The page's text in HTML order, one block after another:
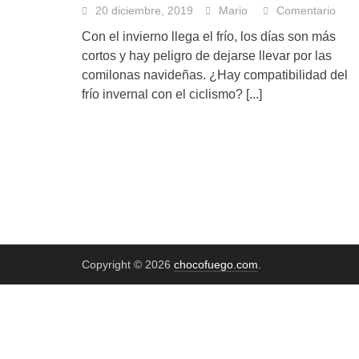
20 diciembre, 2019 Mario Comentario
Con el invierno llega el frío, los días son más
cortos y hay peligro de dejarse llevar por las
comilonas navideñas. ¿Hay compatibilidad del
frío invernal con el ciclismo? [...]
Copyright © 2026 chocofuego.com